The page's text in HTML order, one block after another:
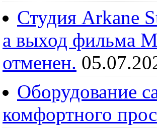
Студия Arkane
а выход фильма
отменен.
Оборудование
комфортного